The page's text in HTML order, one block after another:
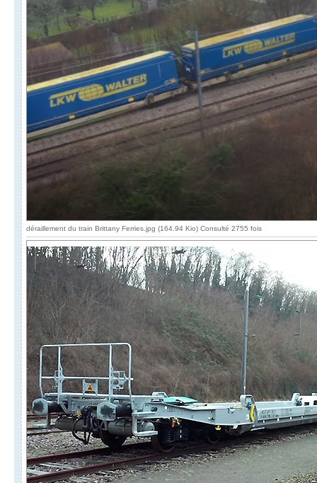
déraillement du train Brittany Ferries.jpg (164.94 Kio) Consulté 2755 fois